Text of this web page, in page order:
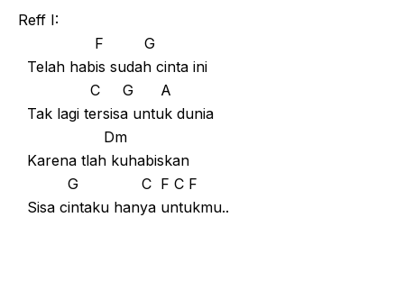
Reff I:
F G
Telah habis sudah cinta ini
C G A
Tak lagi tersisa untuk dunia
Dm
Karena tlah kuhabiskan
G C F C F
Sisa cintaku hanya untukmu..